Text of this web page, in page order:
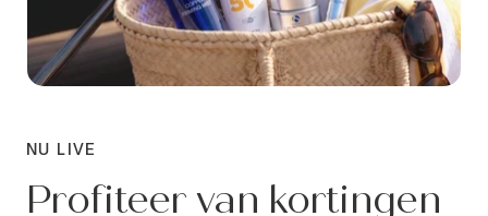
NU LIVE
Profiteer van kortingen